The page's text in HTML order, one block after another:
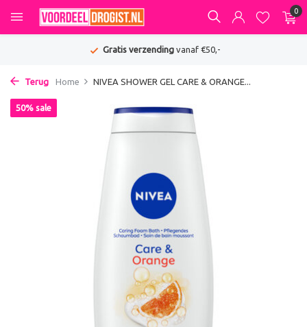
0
Gratis verzendingvanaf €50,-
Terug Home NIVEA SHOWER GEL CARE & ORANGE...
50% sale